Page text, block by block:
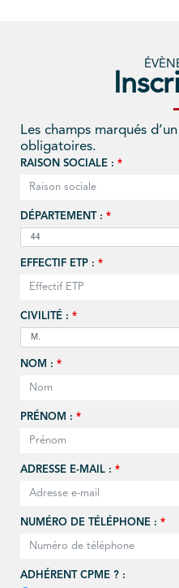
Les champs marqués
obligatoires.
RAISON SOCIALE : *
DÉPARTEMENT : *
EFFECTIF ETP : *
CIVILITÉ : *
NOM : *
PRÉNOM : *
ADRESSE E-MAIL : *
NUMÉRO DE TÉLÉPHONE : *
ADHÉRENT CPME ? :